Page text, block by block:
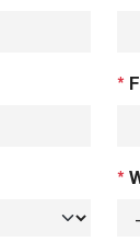
*
*